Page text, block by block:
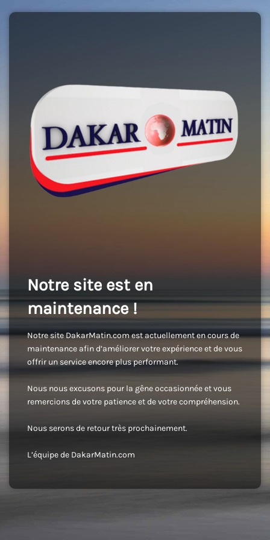
Notre site est en
maintenance !
Notre site DakarMatin.com est actuellement en cours de
maintenance afin d’améliorer votre expérience et de vous
offrir un service encore plus performant.
Nous nous excusons pour la gêne occasionnée et vous
remercions de votre patience et de votre compréhension.
Nous serons de retour très prochainement.
L’équipe de DakarMatin.com